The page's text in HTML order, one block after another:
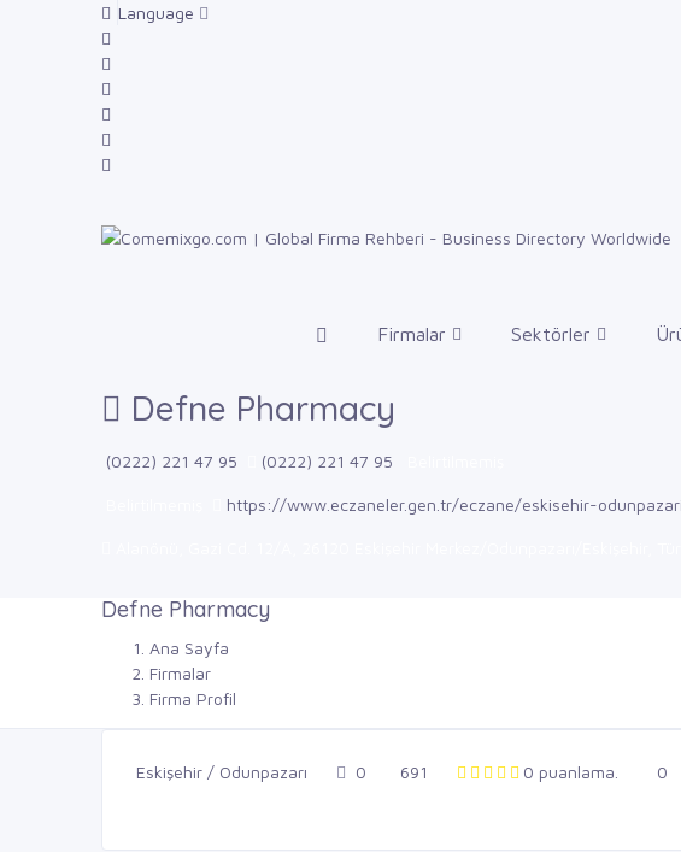
Language
Firmalar Sektörler
Defne Pharmacy
(0222) 221 47 95 (0222) 221 47 95
https://www.eczaneler.gen.tr/eczane/eskisehir-
Defne Pharmacy
Ana Sayfa
Firmalar
Firma Profil
Eskişehir / Odunpazarı 0 691 0 puanlama. 0